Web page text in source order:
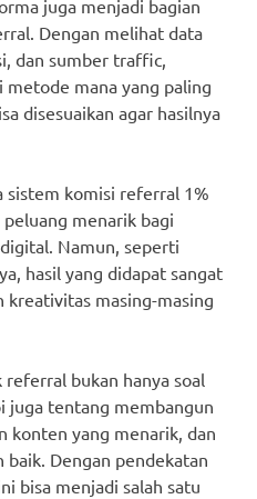
juga menjadi bagian
Dengan melihat data
dan sumber traffic,
metode mana yang paling
disesuaikan agar hasilnya
sistem komisi referral 1%
menarik bagi
Namun, seperti
hasil yang didapat sangat
kreativitas masing-masing
bukan hanya soal
juga tentang membangun
konten yang menarik, dan
baik. Dengan pendekatan
bisa menjadi salah satu